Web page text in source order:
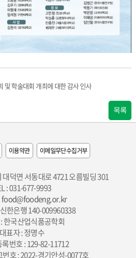
및 학술대회 개최에 대한 감사 인사
목록
이용약관 이메일무단수집거부
대덕면 서동대로 4721 오름빌딩 301
: 031-677-9993
food@foodeng.or.kr
한은행 140-009960338
한국산업식품공학회
대표자 : 정명수
번호 : 129-82-11712
호 : 2022-경기안성-0077호